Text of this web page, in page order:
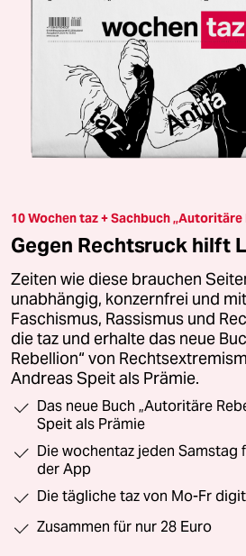
10 Wochen taz + Sachbuch „Autoritäre
Gegen Rechtsruck hilft
Zeiten wie diese brauchen
unabhängig, konzernfrei und
Faschismus, Rassismus und
die taz und erhalte das neue
Rebellion“ von
Andreas Speit als Prämie.
Das neue Buch „Autoritäre
Speit als Prämie
Die wochentaz jeden Samstag
der App
Die tägliche taz von Mo-Fr
Zusammen für nur 28 Euro